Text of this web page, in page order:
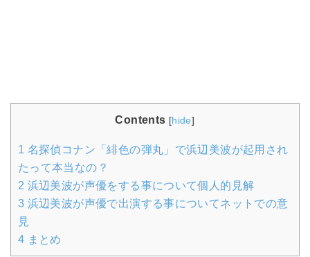
Contents [hide]
1 名探偵コナン「緋色の弾丸」で浜辺美波が起用され
たって本当なの？
2 浜辺美波が声優をする事について個人的見解
3 浜辺美波が声優で出演する事についてネットでの意
見
4 まとめ